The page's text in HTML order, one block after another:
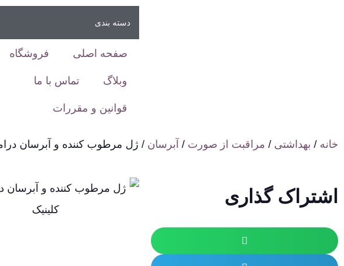
دسته بندی
صفحه اصلی فروشگاه
وبلاگ تماس با ما
قوانین و مقررات
خانه / بهداشتی / مراقبت از صورت / آبرسان / ژل مرطوب کننده و آبرسان
اشتراک گذاری